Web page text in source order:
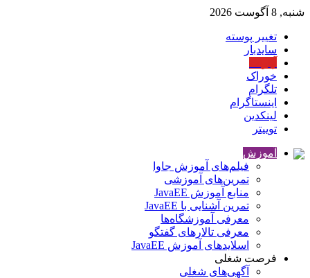
شنبه, 8 آگوست 2026
تغییر پوسته
سایدبار
خوراک
تلگرام
اینستاگرام
لینکدین
توییتر
آموزش
فیلم‌های آموزش جاوا
تمرین‌های آموزشی
منابع آموزش JavaEE
تمرین آشنایی با JavaEE
معرفی آموزشگاه‌ها
معرفی تالارهای گفتگو
اسلایدهای آموزش JavaEE
فرصت شغلی
آگهی‌های شغلی